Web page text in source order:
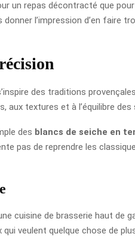
un repas décontracté que
l’impression d’en
des traditions
textures et à l’équilibre des
des blancs de seiche en
pas de reprendre les
cuisine de brasserie haut de
veulent quelque chose de